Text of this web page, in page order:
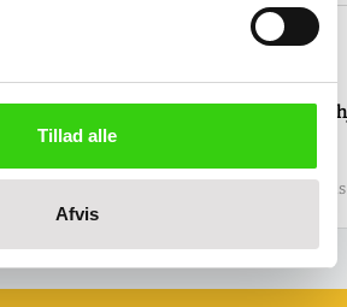
Tillad alle
Afvis
Tillæg for 4
inkl. moms